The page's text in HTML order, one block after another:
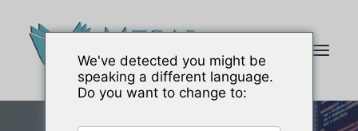
We've detected you might be
speaking a different language.
Do you want to change to: